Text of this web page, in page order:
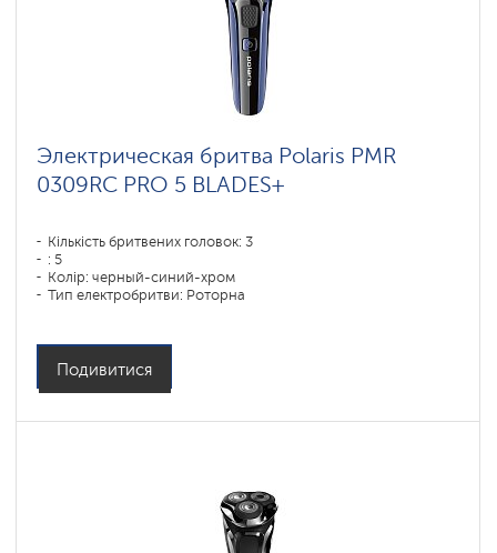
Электрическая бритва Polaris PMR
0309RC PRO 5 BLADES+
Кількість бритвених головок: 3
: 5
Колір: черный-синий-хром
Тип електробритви: Роторна
Час зарядки акумулятора: 1,5
Подивитися